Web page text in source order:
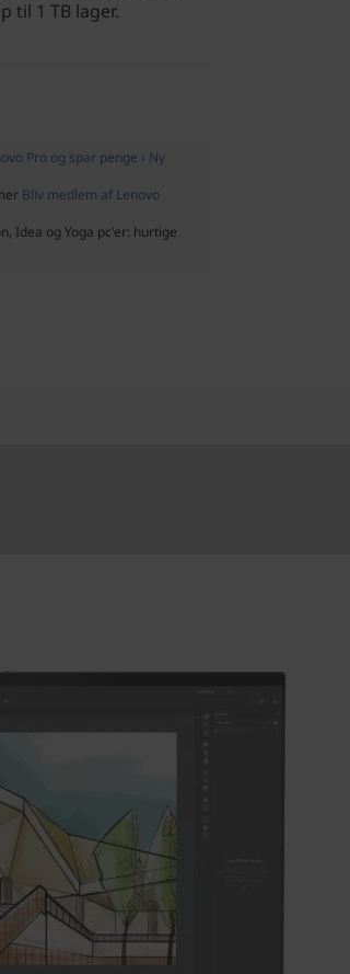
til 1 TB lager.
Pro og spar penge › Ny
Bliv medlem af Lenovo
Idea og Yoga pc'er: hurtige